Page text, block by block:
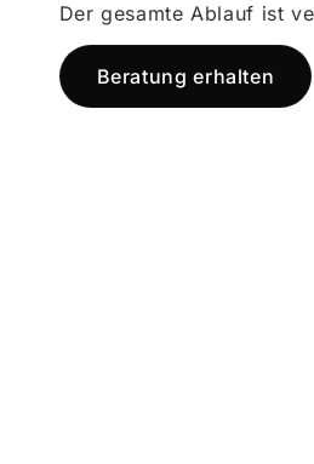
Der gesamte Ablauf ist
Beratung erhalten